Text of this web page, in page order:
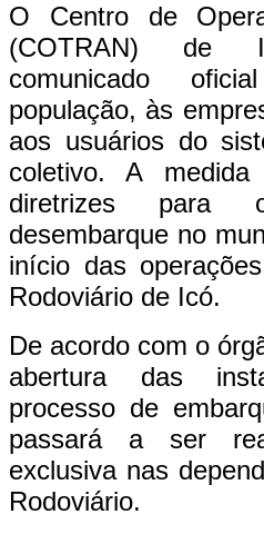
​O Centro de
(COTRAN) de
comunicado
população, às
aos usuários do
coletivo. A medida
diretrizes para
desembarque no
início das
Rodoviário de Icó. ​
De acordo com o
abertura das
processo de
passará a ser
exclusiva nas
Rodoviário. ​